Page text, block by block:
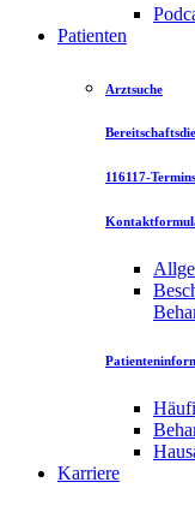
Patienten
Arztsuche
116117-
Karriere